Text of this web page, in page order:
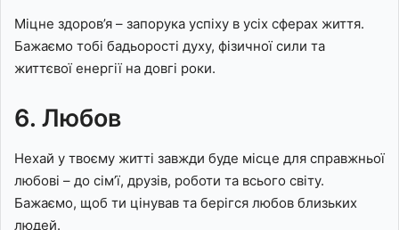
Міцне здоров’я – запорука успіху в усіх сферах життя.
Бажаємо тобі бадьорості духу, фізичної сили та
життєвої енергії на довгі роки.
6. Любов
Нехай у твоєму житті завжди буде місце для справжньої
любові – до сім’ї, друзів, роботи та всього світу.
Бажаємо, щоб ти цінував та берігся любов близьких
людей.